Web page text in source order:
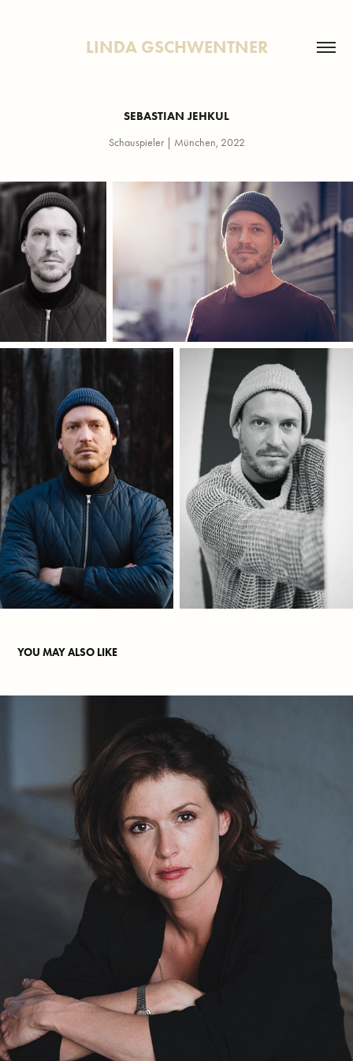
LINDA GSCHWENTNER
SEBASTIAN JEHKUL
Schauspieler | München, 2022
YOU MAY ALSO LIKE
SOPHIE MELBINGER
2022